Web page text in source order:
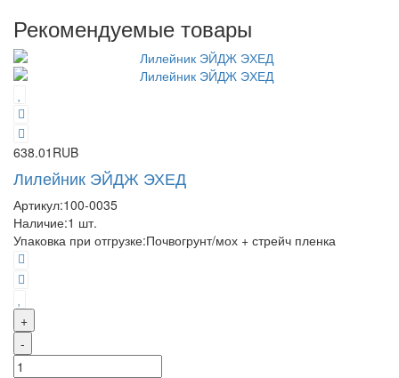
Рекомендуемые товары
638.01RUB
Лилейник ЭЙДЖ ЭХЕД
Артикул:100-0035
Наличие:1 шт.
Упаковка при отгрузке:Почвогрунт/мох + стрейч пленка
+
-